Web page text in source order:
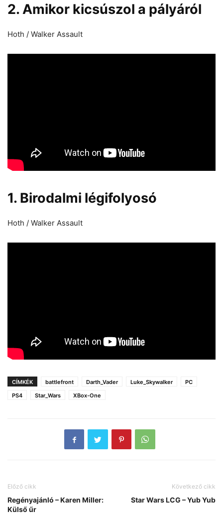
2. Amikor kicsúszol a pályáról
Hoth / Walker Assault
1. Birodalmi légifolyosó
Hoth / Walker Assault
CÍMKÉK battlefront Darth_Vader Luke_Skywalker
PC
PS4
Star_Wars XBox-One
Előző cikk
Regényajánló ­– Karen Miller:
Külső űr
Következő cikk
Star Wars LCG – Yub Yub